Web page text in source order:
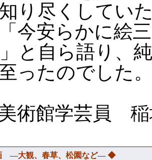
り尽くしてい
今安らかに絵
と自ら語り、
ったのでした
美術館学芸員
—大観、春草、松園など— ◆